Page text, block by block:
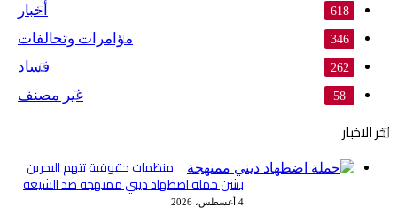
أخبار 618
مؤامرات وتحالفات 346
فساد 262
غير مصنف 58
اخر الاخبار
منظمات حقوقية تتهم البحرين
بشن حملة اضطهاد ديني ممنهجة ضد الشيعة
4 أغسطس، 2026